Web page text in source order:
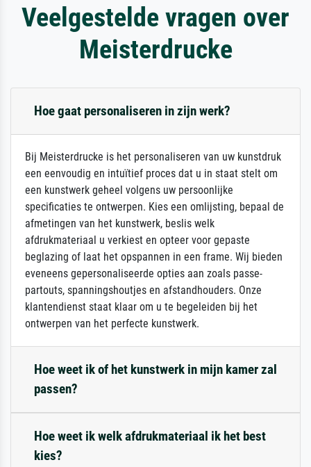
Veelgestelde vragen over
Meisterdrucke
Hoe gaat personaliseren in zijn werk?
Bij Meisterdrucke is het personaliseren van uw kunstdruk
een eenvoudig en intuïtief proces dat u in staat stelt om
een kunstwerk geheel volgens uw persoonlijke
specificaties te ontwerpen. Kies een omlijsting, bepaal de
afmetingen van het kunstwerk, beslis welk
afdrukmateriaal u verkiest en opteer voor gepaste
beglazing of laat het opspannen in een frame. Wij bieden
eveneens gepersonaliseerde opties aan zoals passe-
partouts, spanningshoutjes en afstandhouders. Onze
klantendienst staat klaar om u te begeleiden bij het
ontwerpen van het perfecte kunstwerk.
Hoe weet ik of het kunstwerk in mijn kamer zal
passen?
Hoe weet ik welk afdrukmateriaal ik het best
kies?